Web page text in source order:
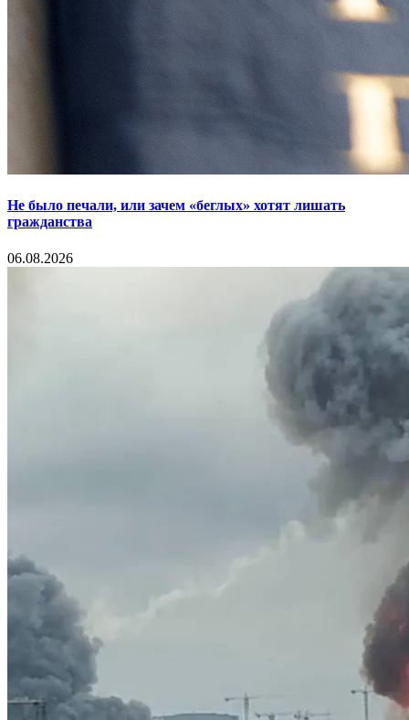
Не было печали, или зачем «беглых» хотят лишать
гражданства
06.08.2026